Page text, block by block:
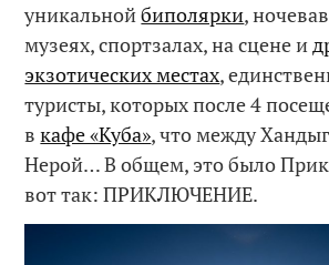
уникальнойбиполярки,
музеях, спортзалах, на сцене и
экзотических местах,
туристы, которых после 4
вкафе «Куба», что между
Нерой… В общем, это было
вот так: ПРИКЛЮЧЕНИЕ.